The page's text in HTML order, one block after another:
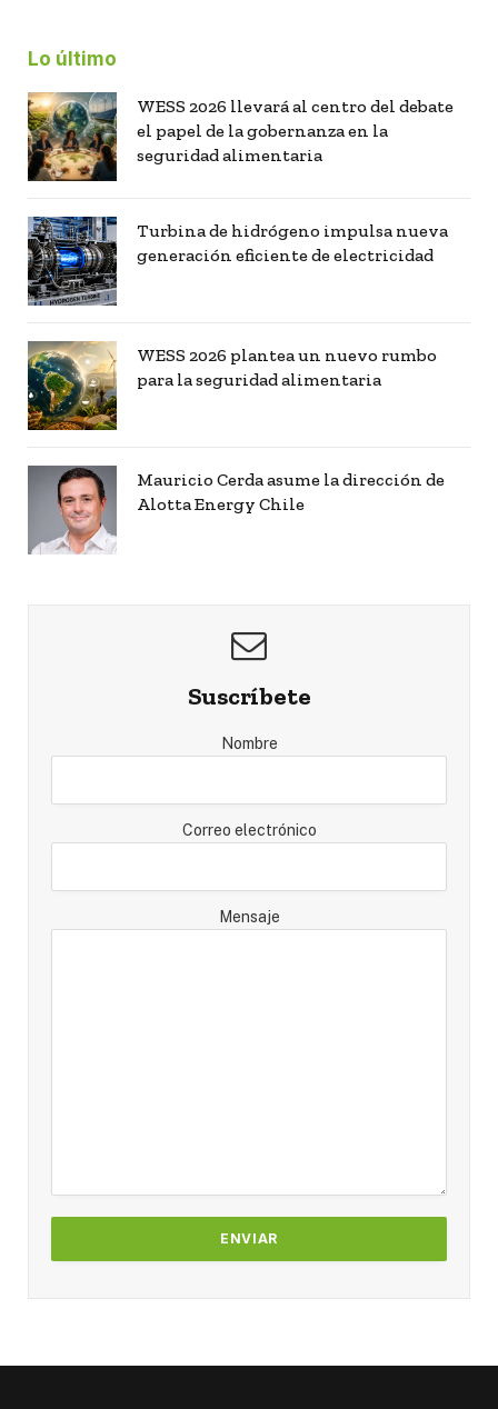
Lo último
WESS 2026 llevará al centro del debate
el papel de la gobernanza en la
seguridad alimentaria
Turbina de hidrógeno impulsa nueva
generación eficiente de electricidad
WESS 2026 plantea un nuevo rumbo
para la seguridad alimentaria
Mauricio Cerda asume la dirección de
Alotta Energy Chile
Suscríbete
Nombre
Correo electrónico
Mensaje